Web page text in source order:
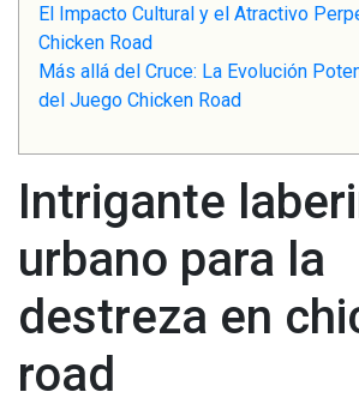
El Impacto Cultural y el Atractivo
Chicken Road
Más allá del Cruce: La Evolución
del Juego Chicken Road
Intrigante
urbano para la
destreza en
road